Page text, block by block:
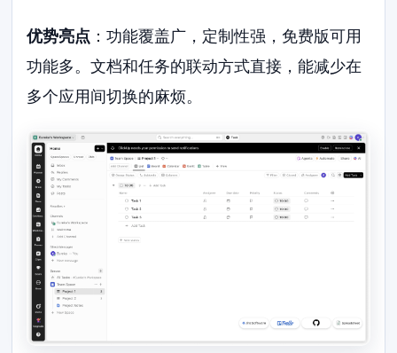
优势亮点 ：功能覆盖广，定制性强，免费版可用
功能多。文档和任务的联动方式直接，能减少在
多个应用间切换的麻烦。